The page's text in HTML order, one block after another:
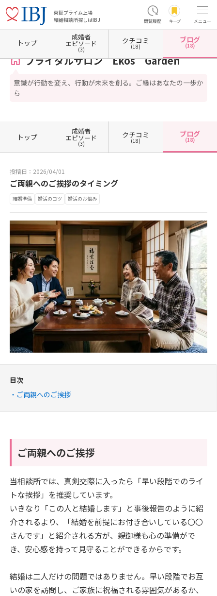
東証プライム上場
結婚相談所探しはIBJ
閲覧履歴 キープ メニュー
ホーム 奈良県の結婚相談所 奈良県桜井市 ブライダルサロン Ekos Garden
ブライダルサロン Ekos Garden
意識が行動を変え、行動が未来を創る。ご縁はあなたの一歩か
ら
トップ
成婚者
エピソード
(3)
クチコミ
(18)
ブログ
(18)
トップ
成婚者
エピソード
(3)
クチコミ
(18)
ブログ
(18)
投稿日：2026/04/01
ご両親へのご挨拶のタイミング
結婚準備 婚活のコツ 婚活のお悩み
目次
ご両親へのご挨拶
ご両親へのご挨拶
当相談所では、真剣交際に入ったら「早い段階でのライ
トな挨拶」を推奨しています。
いきなり「この人と結婚します」と事後報告のように紹
介されるより、「結婚を前提にお付き合いしている〇〇
さんです」と紹介される方が、親御様も心の準備がで
き、安心感を持って見守ることができるからです。
結婚は二人だけの問題ではありません。早い段階でお互
いの家を訪問し、ご家族に祝福される雰囲気があるか、